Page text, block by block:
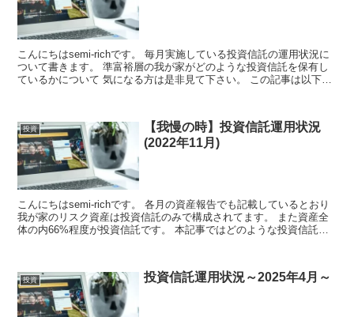
こんにちはsemi-richです。 毎月実施している投資信託の運用状況に
ついて書きます。 準富裕層の我が家がどのような投資信託を保有し
ているかについて 気になる方は是非見て下さい。 この記事は以下の
投資
【我慢の時】投資信託運用状況
(2022年11月)
こんにちはsemi-richです。 各月の資産報告でも記載しているとおり
我が家のリスク資産は投資信託のみで構成されてます。 また資産全
体の内66%程度が投資信託です。 本記事ではどのような投資信託に
投資 投資信託運用状況～2025年4月～